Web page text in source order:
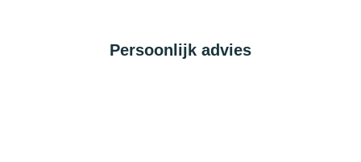
Persoonlijk advies